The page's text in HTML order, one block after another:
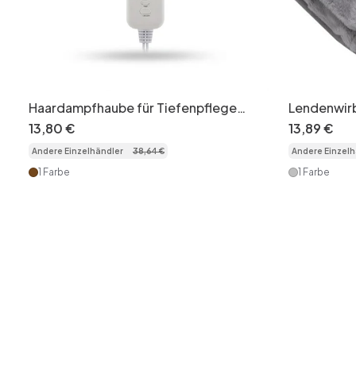
Haardampfhaube für Tiefenpflege
und Wärmebehandlung
13,80€
Andere Einzelhändler 38,64€
1 Farbe
– 3
13,89€
Andere
1 Farbe